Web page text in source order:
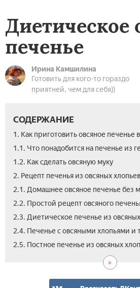
Диетическое
печенье
Ирина Камшилина
Готовить для кого-то гораздо
приятней, чем для себя))
СОДЕРЖАНИЕ
1. Как приготовить овсяное печенье
1.1. Что понадобится на печенье из
1.2. Как сделать овсяную муку
2. Рецепт печенья из овсяных хлопьев
2.1. Домашнее овсяное печенье без
2.2. Простой рецепт овсяного
2.3. Диетическое печенье из
2.4. Печенье с овсяными хлопьями и
2.5. Постное печенье из овсяных